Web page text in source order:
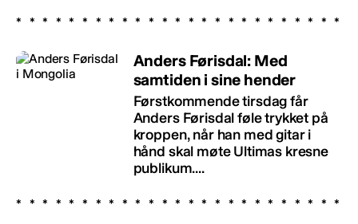
Anders Førisdal: Med
samtiden i sine hender
Førstkommende tirsdag får
Anders Førisdal føle trykket på
kroppen, når han med gitar i
hånd skal møte Ultimas kresne
publikum....